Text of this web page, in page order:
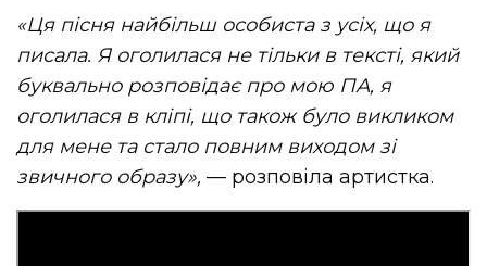
«Ця пісня найбільш особиста з усіх, що я
писала. Я оголилася не тільки в тексті, який
буквально розповідає про мою ПА, я
оголилася в кліпі, що також було викликом
для мене та сталоповним виходом зі
звичного образу», — розповіла артистка.